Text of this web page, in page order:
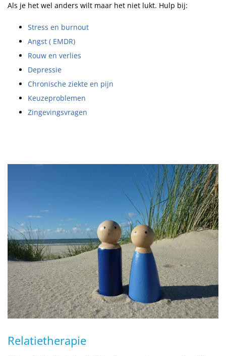
Als je het wel anders wilt maar het niet lukt. Hulp bij:
Stress en burnout
Angst ( EMDR)
Rouw en verlies
Depressie
Chronische ziekte en pijn
Keuzeproblemen
Zingevingsvragen
Relatietherapie